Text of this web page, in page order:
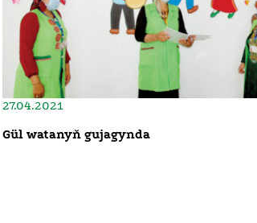
27.04.2021
Gül watanyň gujagynda